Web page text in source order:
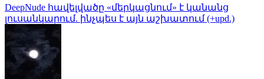
DeepNude հավելվածը «մերկացնում» է կանանց
լուսանկարում. ինչպես է այն աշխատում (+upd.)